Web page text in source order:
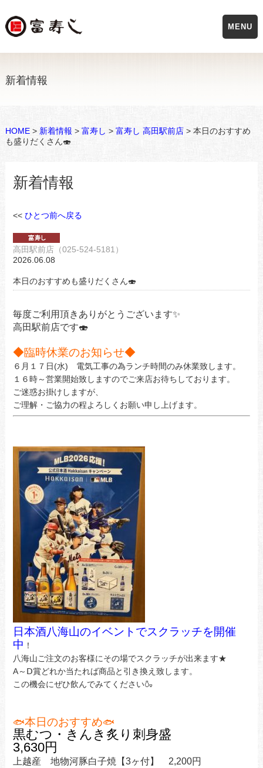
新着情報
HOME> 新着情報 > 富寿し > 富寿し 高田駅前店> 本日のおすすめ
も盛りだくさん🍣
新着情報
<< ひとつ前へ戻る
高田駅前店（025-524-5181）
2026.06.08
本日のおすすめも盛りだくさん🍣
毎度ご利用頂きありがとうございます✨
高田駅前店です🍣
◆臨時休業のお知らせ◆
６月１７日(水) 電気工事の為ランチ時間のみ休業致します。
１６時～営業開始致しますのでご来店お待ちしております。
ご迷惑お掛けしますが、
ご理解・ご協力の程よろしくお願い申し上げます。
日本酒八海山のイベントでスクラッチを開催
中 ！
八海山ご注文のお客様にその場でスクラッチが出来ます★
A～Ⅾ賞どれか当たれば商品と引き換え致します。
この機会にぜひ飲んでみてください🍶
🐟本日のおすすめ🐟
黒むつ・きんき炙り刺身盛
3,630円
上越産 地物河豚白子焼【3ヶ付】 2,200円
MENU